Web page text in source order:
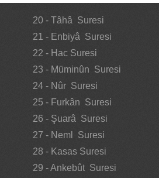
20 - Tâhâ Suresi
21 - Enbiyâ Suresi
22 - Hac Suresi
23 - Müminûn Suresi
24 - Nûr Suresi
25 - Furkân Suresi
26 - Şuarâ Suresi
27 - Neml Suresi
28 - Kasas Suresi
29 - Ankebût Suresi